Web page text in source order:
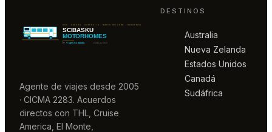
Agente de viajes desde 2005
· CICMA 2283. Acuerdos
directos con THL, Cruise
America, El Monte,
DESTINOS
Australia
Nueva Zelanda
Estados Unidos
Canadá
Sudáfrica